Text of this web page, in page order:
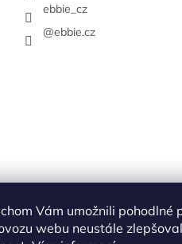
Vám umožnili pohodlné
webu neustále
ebbie_cz
@ebbie.cz
obchodní podmínky